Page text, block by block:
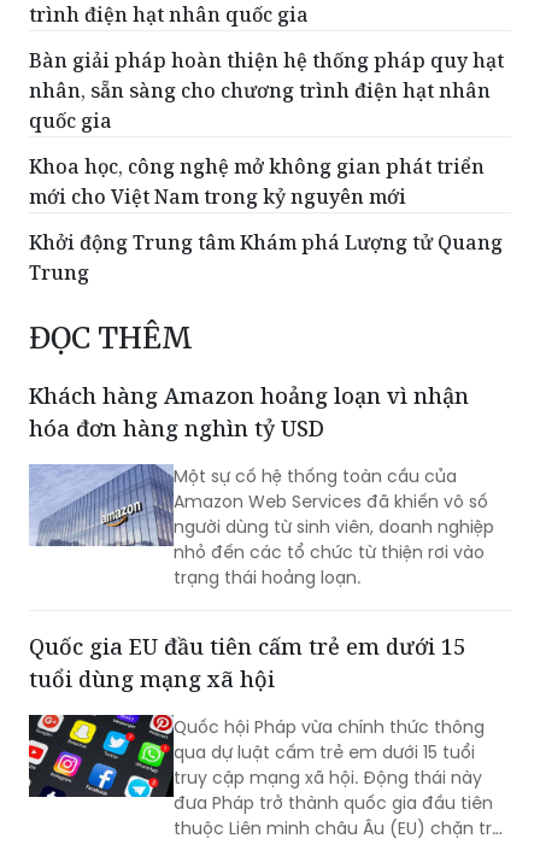
trình điện hạt nhân quốc gia
Bàn giải pháp hoàn thiện hệ thống pháp quy hạt
nhân, sẵn sàng cho chương trình điện hạt nhân
quốc gia
Khoa học, công nghệ mở không gian phát triển
mới cho Việt Nam trong kỷ nguyên mới
Khởi động Trung tâm Khám phá Lượng tử Quang
Trung
ĐỌC THÊM
Khách hàng Amazon hoảng loạn vì nhận
hóa đơn hàng nghìn tỷ USD
Một sự cố hệ thống toàn cầu của
Amazon Web Services đã khiến vô số
người dùng từ sinh viên, doanh nghiệp
nhỏ đến các tổ chức từ thiện rơi vào
trạng thái hoảng loạn.
Quốc gia EU đầu tiên cấm trẻ em dưới 15
tuổi dùng mạng xã hội
Quốc hội Pháp vừa chính thức thông
qua dự luật cấm trẻ em dưới 15 tuổi
truy cập mạng xã hội. Động thái này
đưa Pháp trở thành quốc gia đầu tiên
thuộc Liên minh châu Âu (EU) chặn trẻ